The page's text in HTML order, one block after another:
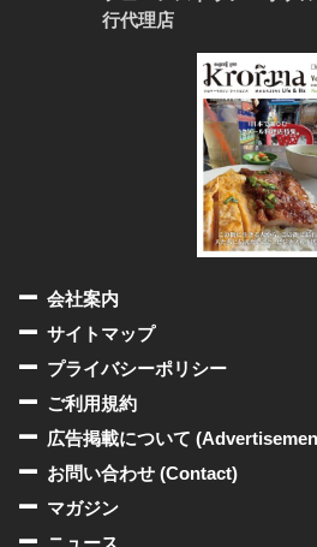
行代理店
会社案内
サイトマップ
プライバシーポリシー
ご利用規約
広告掲載について
お問い合わせ (Contact)
マガジン